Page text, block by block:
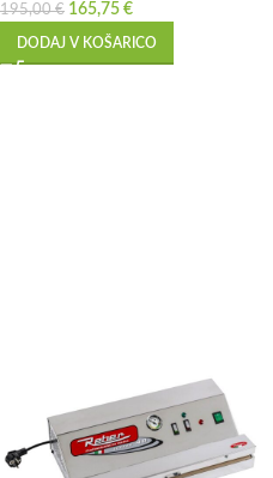
195,00€ 165,75 €
DODAJ V KOŠARICO